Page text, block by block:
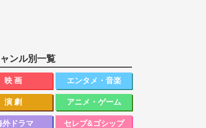
ンル別一覧
映画 エンタメ・音楽
演劇 アニメ・ゲーム
外ドラマ セレブ&ゴシップ